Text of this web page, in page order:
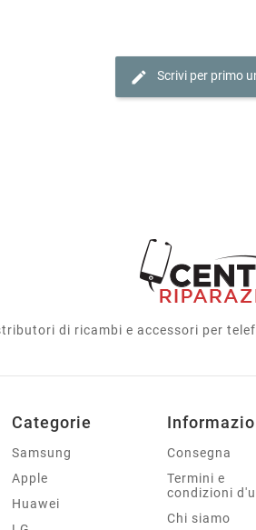
edit Scrivi per primo
di ricambi e accessori per
Categorie
Samsung
Apple
Huawei
Consegna
Termini e
condizioni
Chi siamo